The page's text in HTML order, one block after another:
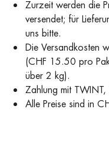
Zurzeit werden die
versendet; für
uns bitte.
Die Versandkosten
(CHF 15.50 pro
über 2 kg).
Zahlung mit
Alle Preise sind in